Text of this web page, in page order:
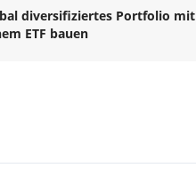
diversifiziertes Portfolio mit
ETF bauen